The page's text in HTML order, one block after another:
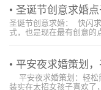
• 圣诞节创意求婚
圣诞节创意求婚： 快闪
式，也是现在最有创意的
• 平安夜求婚策划
平安夜求婚策划：轻
装实在太招女孩子喜欢了